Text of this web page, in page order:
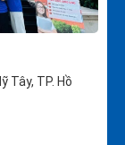
Tây, TP. Hồ